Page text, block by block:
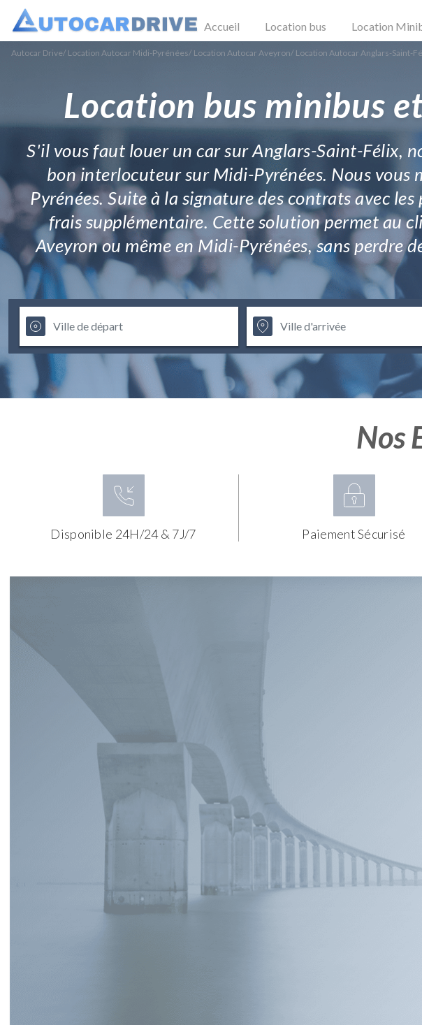
Accueil Location bus Location
Autocar Drive/ Location Autocar Midi-Pyrénées/ Location Autocar Aveyron/ Location Autocar Anglars-Saint-
Location bus minibus
S'il vous faut louer un car sur Anglars-Saint-Félix,
bon interlocuteur sur Midi-Pyrénées. Nous
Pyrénées. Suite à la signature des contrats avec
frais supplémentaire. Cette solution permet au
Aveyron ou même en Midi-Pyrénées, sans perdre
Nos
Disponible 24H/24 & 7J/7 Paiement Sécurisé